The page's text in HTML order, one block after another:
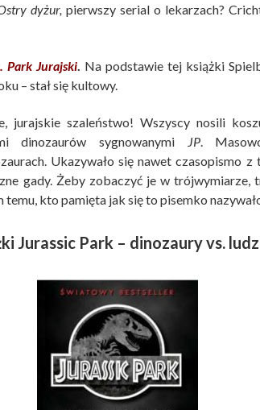
dyżur, pierwszy serial o lekarzach?
Park Jurajski Na podstawie tej książki
– stał się kultowy.
jurajskie szaleństwo! Wszyscy nosili
dinozaurów sygnowanymi
JP.
Ukazywało się nawet czasopismo
gady. Żeby zobaczyć je w trójwymiarze,
kto pamięta jak się to pisemko
Jurassic Park – dinozaury vs.